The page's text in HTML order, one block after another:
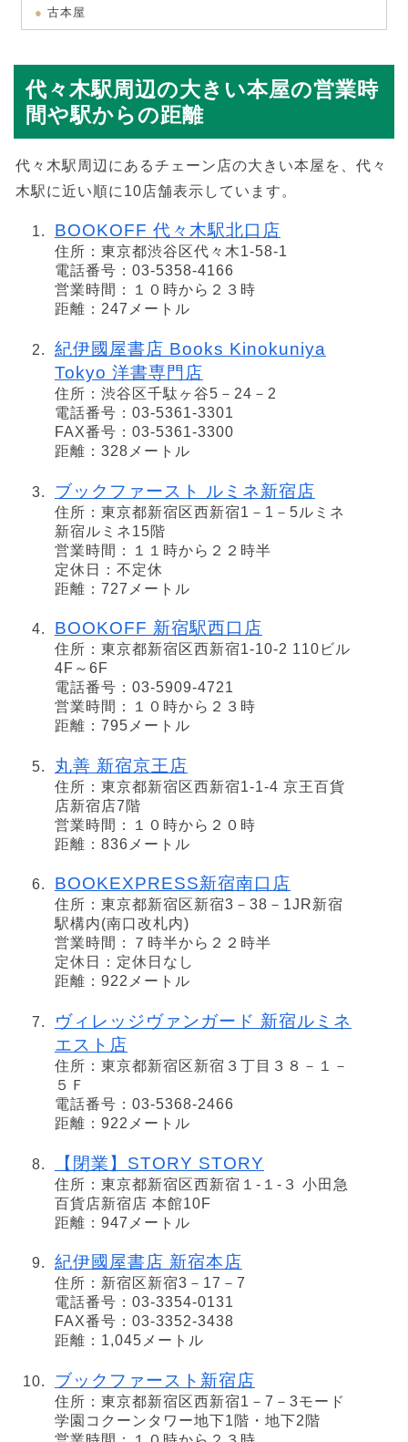
古本屋
代々木駅周辺の大きい本屋の営業時
間や駅からの距離
代々木駅周辺にあるチェーン店の大きい本屋を、代々
木駅に近い順に10店舗表示しています。
BOOKOFF 代々木駅北口店
住所：東京都渋谷区代々木1-58-1
電話番号：03-5358-4166
営業時間：１０時から２３時
距離：247メートル
紀伊國屋書店 Books Kinokuniya
Tokyo 洋書専門店
住所：渋谷区千駄ヶ谷5－24－2
電話番号：03-5361-3301
FAX番号：03-5361-3300
距離：328メートル
ブックファースト ルミネ新宿店
住所：東京都新宿区西新宿1－1－5ルミネ
新宿ルミネ15階
営業時間：１１時から２２時半
定休日：不定休
距離：727メートル
BOOKOFF 新宿駅西口店
住所：東京都新宿区西新宿1-10-2 110ビル
4F～6F
電話番号：03-5909-4721
営業時間：１０時から２３時
距離：795メートル
丸善 新宿京王店
住所：東京都新宿区西新宿1-1-4 京王百貨
店新宿店7階
営業時間：１０時から２０時
距離：836メートル
BOOKEXPRESS新宿南口店
住所：東京都新宿区新宿3－38－1JR新宿
駅構内(南口改札内)
営業時間：７時半から２２時半
定休日：定休日なし
距離：922メートル
ヴィレッジヴァンガード 新宿ルミネ
エスト店
住所：東京都新宿区新宿３丁目３８－１－
５Ｆ
電話番号：03-5368-2466
距離：922メートル
【閉業】STORY STORY
住所：東京都新宿区西新宿１-１-３ 小田急
百貨店新宿店 本館10F
距離：947メートル
紀伊國屋書店 新宿本店
住所：新宿区新宿3－17－7
電話番号：03-3354-0131
FAX番号：03-3352-3438
距離：1,045メートル
ブックファースト新宿店
住所：東京都新宿区西新宿1－7－3モード
学園コクーンタワー地下1階・地下2階